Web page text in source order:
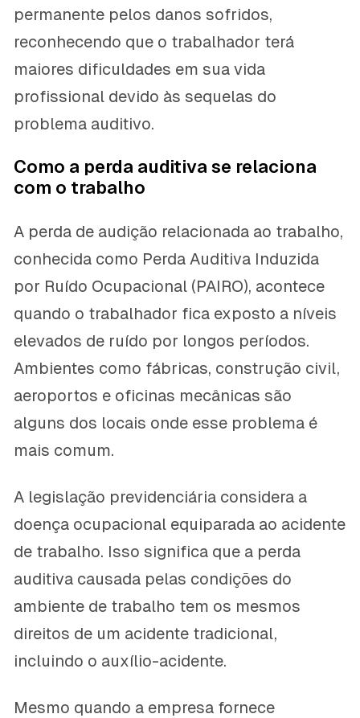
permanente pelos danos sofridos,
reconhecendo que o trabalhador terá
maiores dificuldades em sua vida
profissional devido às sequelas do
problema auditivo.
Como a perda auditiva se relaciona
com o trabalho
A perda de audição relacionada ao trabalho,
conhecida como Perda Auditiva Induzida
por Ruído Ocupacional (PAIRO), acontece
quando o trabalhador fica exposto a níveis
elevados de ruído por longos períodos.
Ambientes como fábricas, construção civil,
aeroportos e oficinas mecânicas são
alguns dos locais onde esse problema é
mais comum.
A legislação previdenciária considera a
doença ocupacional equiparada ao acidente
de trabalho. Isso significa que a perda
auditiva causada pelas condições do
ambiente de trabalho tem os mesmos
direitos de um acidente tradicional,
incluindo o auxílio-acidente.
Mesmo quando a empresa fornece